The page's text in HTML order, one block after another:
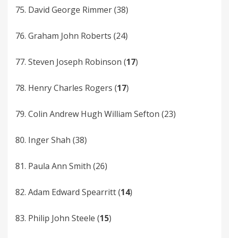
75. David­ George Rimmer­ (38)
76. Graham John­ Roberts­ (24)
77. Steven Joseph­ Robinson­ (17)
78. Henry Charles­ Rogers (17)
79. Colin­ Andrew Hugh­ William Sefton­ (23)
80. Inger Shah­ (38)
81. Paula Ann Smith (26)
82. Adam­ Edward Spearritt (14)
83. Philip­ John Steele (15)